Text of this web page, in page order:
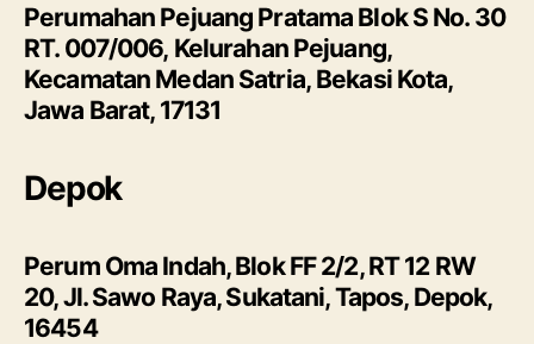
Perumahan Pejuang Pratama Blok S No. 30
RT. 007/006, Kelurahan Pejuang,
Kecamatan Medan Satria, Bekasi Kota,
Jawa Barat, 17131
Depok
Perum Oma Indah, Blok FF 2/2, RT 12 RW
20, Jl. Sawo Raya, Sukatani, Tapos, Depok,
16454